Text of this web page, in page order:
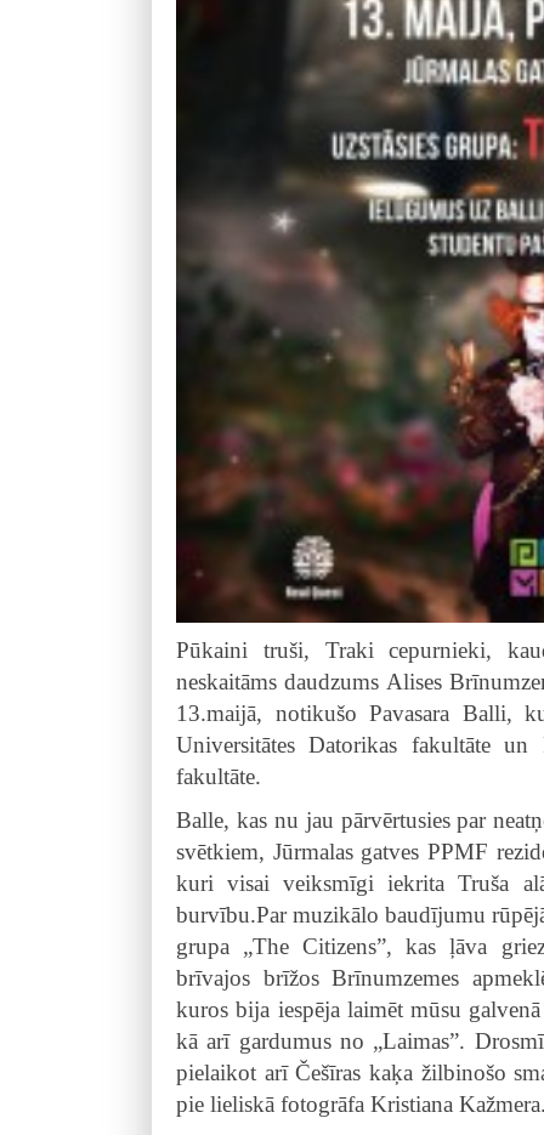
Pūkaini truši, Traki cepurnieki,
neskaitāms daudzums Alises
13.maijā, notikušo Pavasara Balli,
Universitātes Datorikas fakultāte un
fakultāte.
Balle, kas nu jau pārvērtusies par
svētkiem, Jūrmalas gatves PPMF
kuri visai veiksmīgi iekrita Truša
burvību.Par muzikālo baudījumu
grupa „The Citizens”, kas ļāva
brīvajos brīžos Brīnumzemes
kuros bija iespēja laimēt mūsu
kā arī gardumus no „Laimas”.
pielaikot arī Češīras kaķa žilbinošo
pie lieliskā fotogrāfa Kristiana